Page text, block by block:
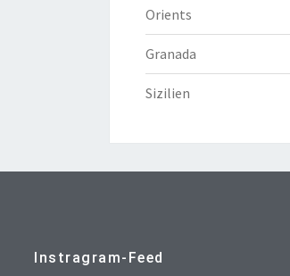
Orients
Granada
Sizilien
Instragram-Feed